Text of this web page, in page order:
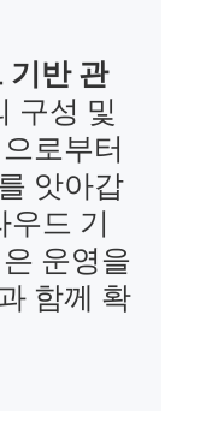
기반 관
구성 및
로부터
앗아갑
드 기
운영을
함께 확